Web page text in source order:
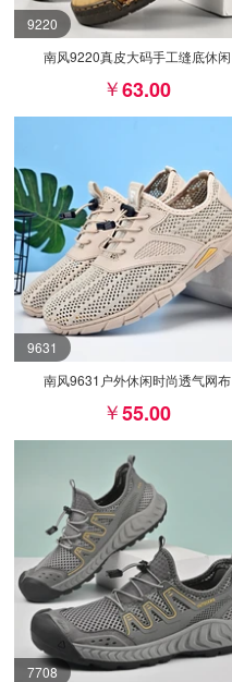
9220
南风9220真皮大码手工缝底休闲
63.00
9631
南风9631户外休闲时尚透气网布
55.00
7708